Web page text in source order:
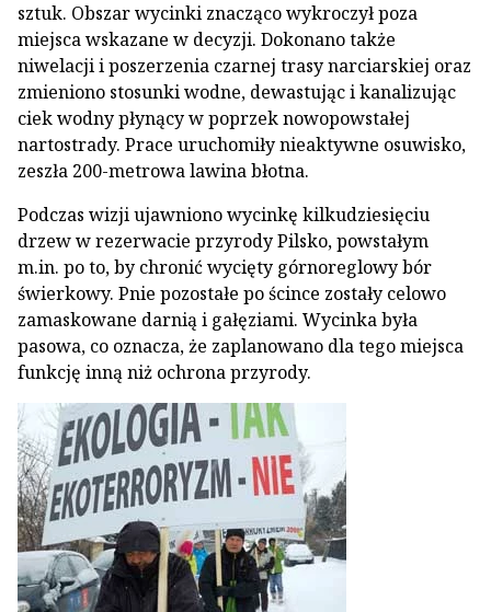
sztuk. Obszar wycinki znacząco wykroczył poza
miejsca wskazane w decyzji. Dokonano także
niwelacji i poszerzenia czarnej trasy narciarskiej oraz
zmieniono stosunki wodne, dewastując i kanalizując
ciek wodny płynący w poprzek nowopowstałej
nartostrady. Prace uruchomiły nieaktywne osuwisko,
zeszła 200-metrowa lawina błotna.
Podczas wizji ujawniono wycinkę kilkudziesięciu
drzew w rezerwacie przyrody Pilsko, powstałym
m.in. po to, by chronić wycięty górnoreglowy bór
świerkowy. Pnie pozostałe po ścince zostały celowo
zamaskowane darnią i gałęziami. Wycinka była
pasowa, co oznacza, że zaplanowano dla tego miejsca
funkcję inną niż ochrona przyrody.